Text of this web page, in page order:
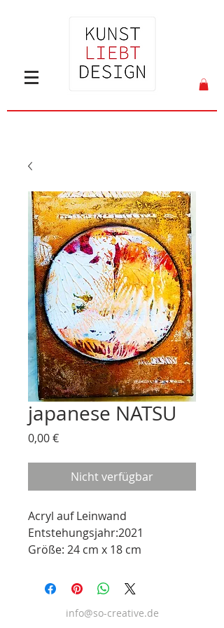
japanese NATSU
0,00 €Preis
Nicht verfügbar
Acryl auf Leinwand
Entstehungsjahr:2021
Größe: 24 cm x 18 cm
info@so-creative.de